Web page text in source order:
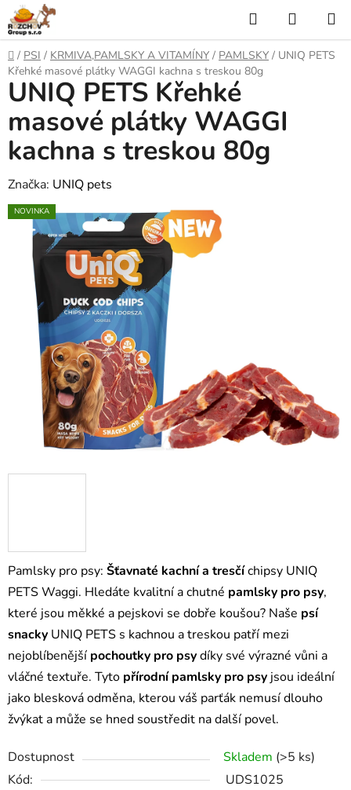
e
l
e
a
t
Á
D
o
m
ů
/ PSI / KRMIVA,PAMLSKY A VITAMÍNY / PAMLSKY / UNIQ PETS
Křehké masové plátky WAGGI kachna s treskou 80g
Pamlsky pro psy: Šťavnaté kachní a tresčíchipsy UNIQ
PETS Waggi. Hledáte kvalitní a chutné pamlsky pro psy,
které jsou měkké a pejskovi se dobře koušou? Naše psí
snacky UNIQ PETS s kachnou a treskou patří mezi
nejoblíbenější pochoutky pro psydíky své výrazné vůni a
vláčné textuře. Tyto přírodní pamlsky pro psy jsou ideální
jako blesková odměna, kterou váš parťák nemusí dlouho
žvýkat a může se hned soustředit na další povel.
Dostupnost Skladem (>5 ks)
Kód:
UDS1025
UNIQ PETS Křehké
masové plátky WAGGI
kachna s treskou 80g
Značka: UNIQ pets
NOVINKA